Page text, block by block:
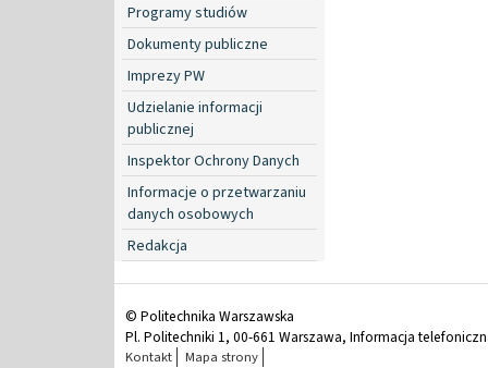
Programy studiów
Dokumenty publiczne
Imprezy PW
Udzielanie informacji
publicznej
Inspektor Ochrony Danych
Informacje o przetwarzaniu
danych osobowych
Redakcja
© Politechnika Warszawska
Pl. Politechniki 1, 00-661 Warszawa, Informacja
Kontakt Mapa strony